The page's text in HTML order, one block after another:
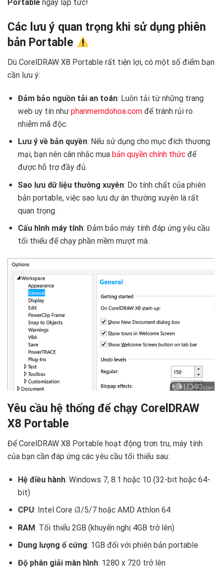
Portable ngay lập tức!
Các lưu ý quan trọng khi sử dụng phiên
bản Portable
Dù CorelDRAW X8 Portable rất tiện lợi, có một số điểm bạn
cần lưu ý:
Đảm bảo nguồn tải an toán: Luôn tải từ những trang
web uy tín như phanmemdohoa.comđể tránh rủi ro
nhiễm mã độc.
Lưu ý về bản quyền: Nếu sử dụng cho mục đích thương
mại, bạn nên cân nhắc mua bản quyền chính thứcđể
được hỗ trợ đầy đủ.
Sao lưu dữ liệu thường xuyên: Do tính chất của phiên
bản portable, việc sao lưu dự án thường xuyên là rất
quan trọng.
Cấu hình máy tính: Đảm bảo máy tính đáp ứng yêu cầu
tối thiểu để chạy phần mềm mượt mà.
Yêu cầu hệ thống để chạy CorelDRAW
X8 Portable
Để CorelDRAW X8 Portable hoạt động trơn tru, máy tính
của bạn cần đáp ứng các yêu cầu tối thiểu sau:
Hệ điều hành: Windows 7, 8.1 hoặc 10 (32-bit hoặc 64-
bit)
CPU: Intel Core i3/5/7 hoặc AMD Athlon 64
RAM: Tối thiểu 2GB (khuyến nghị 4GB trở lên)
Dung lượng ổ cứng: 1GB đối với phiên bản portable
Độ phân giải màn hình: 1280 x 720 trở lên